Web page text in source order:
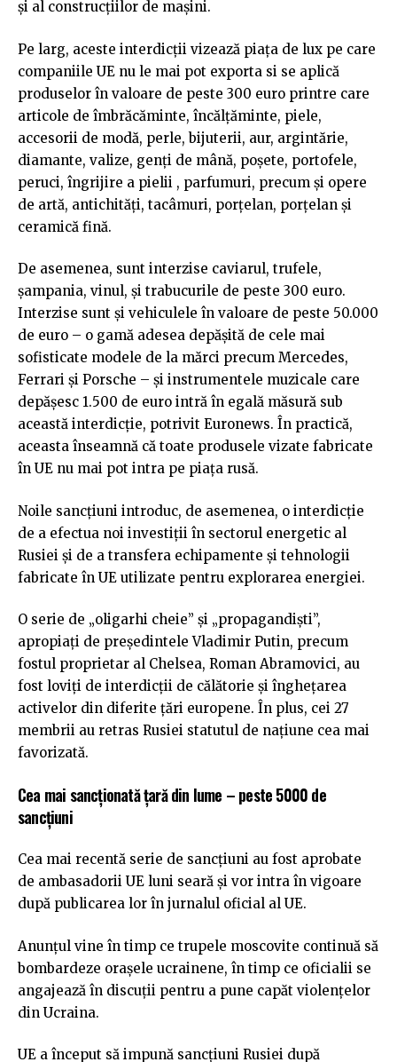
și al construcțiilor de mașini.
Pe larg, aceste interdicții vizează piața de lux pe care
companiile UE nu le mai pot exporta si se aplică
produselor în valoare de peste 300 euro printre care
articole de îmbrăcăminte, încălțăminte, piele,
accesorii de modă, perle, bijuterii, aur, argintărie,
diamante, valize, genți de mână, poșete, portofele,
peruci, îngrijire a pielii , parfumuri, precum și opere
de artă, antichități, tacâmuri, porțelan, porțelan și
ceramică fină.
De asemenea, sunt interzise caviarul, trufele,
șampania, vinul, și trabucurile de peste 300 euro.
Interzise sunt și vehiculele în valoare de peste 50.000
de euro – o gamă adesea depășită de cele mai
sofisticate modele de la mărci precum Mercedes,
Ferrari și Porsche – și instrumentele muzicale care
depășesc 1.500 de euro intră în egală măsură sub
această interdicție, potrivit Euronews. În practică,
aceasta înseamnă că toate produsele vizate fabricate
în UE nu mai pot intra pe piața rusă.
Noile sancțiuni introduc, de asemenea, o interdicție
de a efectua noi investiții în sectorul energetic al
Rusiei și de a transfera echipamente și tehnologii
fabricate în UE utilizate pentru explorarea energiei.
O serie de „oligarhi cheie” și „propagandiști”,
apropiați de președintele Vladimir Putin, precum
fostul proprietar al Chelsea, Roman Abramovici, au
fost loviți de interdicții de călătorie și înghețarea
activelor din diferite țări europene. În plus, cei 27
membrii au retras Rusiei statutul de națiune cea mai
favorizată.
Cea mai sancționată țară din lume – peste 5000 de
sancțiuni
Cea mai recentă serie de sancțiuni au fost aprobate
de ambasadorii UE luni seară și vor intra în vigoare
după publicarea lor în jurnalul oficial al UE.
Anunțul vine în timp ce trupele moscovite continuă să
bombardeze orașele ucrainene, în timp ce oficialii se
angajează în discuții pentru a pune capăt violențelor
din Ucraina.
UE a început să impună sancțiuni Rusiei după